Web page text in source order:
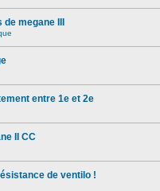
megane III
entre 1e et 2e
II CC
de ventilo !